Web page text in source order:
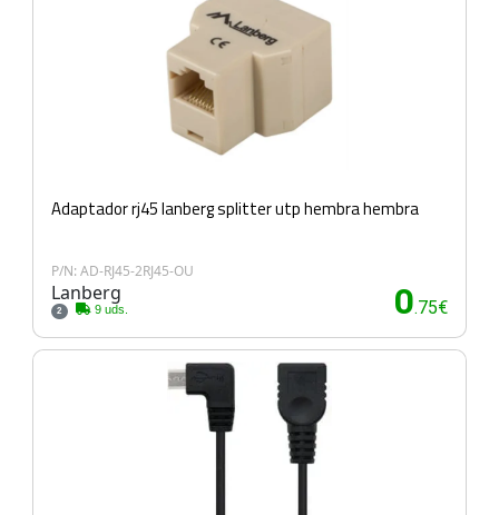
Adaptador rj45 lanberg splitter utp hembra hembra
P/N: AD-RJ45-2RJ45-OU
Lanberg
2 9 uds. 0.75€